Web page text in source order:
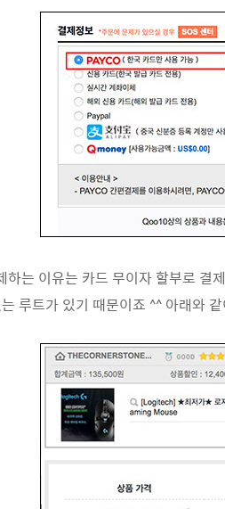
하는 이유는 카드 무이자 할부로 결
루트가 있기 때문이죠 ^^ 아래와